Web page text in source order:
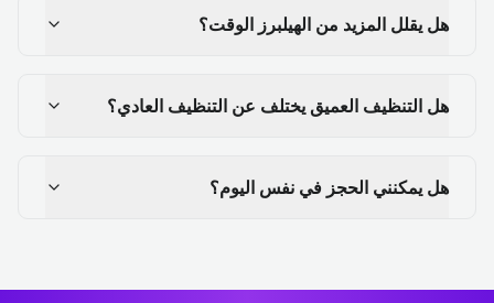
هل يقلل المزيد من الهيلبرز الوقت؟
هل التنظيف العميق يختلف عن التنظيف العادي؟
هل يمكنني الحجز في نفس اليوم؟